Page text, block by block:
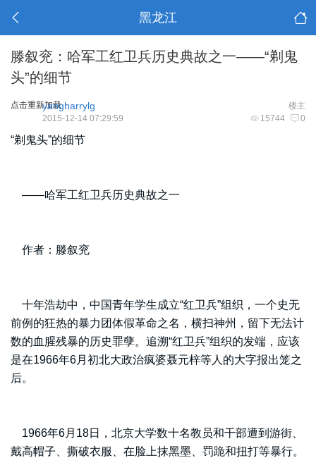
黑龙江
滕叙兖：哈军工红卫兵历史典故之一——“剃鬼
头”的细节
点击重新加载 楼主
yangharrylg
15744 0
2015-12-14 07:29:59
“剃鬼头”的细节
——哈军工红卫兵历史典故之一
作者：滕叙兖
十年浩劫中，中国青年学生成立“红卫兵”组织，一个史无
前例的狂热的暴力团体假革命之名，横扫神州，留下无法计
数的血腥残暴的历史罪孽。追溯“红卫兵”组织的发端，应该
是在1966年6月初北大政治疯婆聂元梓等人的大字报出笼之
后。
1966年6月18日，北京大学数十名教员和干部遭到游街、
戴高帽子、撕破衣服、在脸上抹黑墨、罚跪和扭打等暴行。